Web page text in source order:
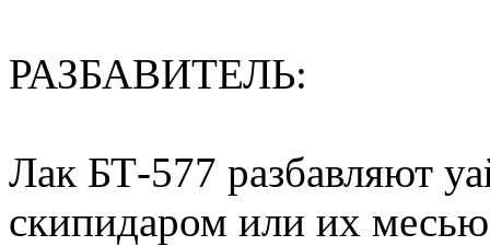
РАЗБАВИТЕЛЬ:
Лак БТ-577 разбавляют
скипидаром или их